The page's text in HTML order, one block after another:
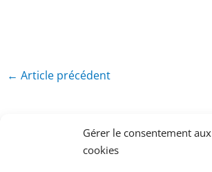
Gérer le consentement aux
cookies
← Article précédent